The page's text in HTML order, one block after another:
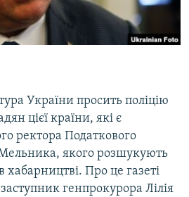
України просить поліцію
цієї країни, які є
ректора Податкового
якого розшукують
Про це газеті
генпрокурора Лілія